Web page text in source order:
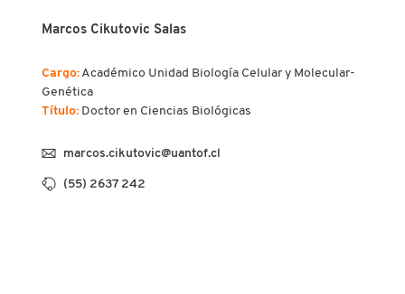
Marcos Cikutovic Salas
Cargo: Académico Unidad Biología Celular y Molecular-
Genética
Título: Doctor en Ciencias Biológicas
marcos.cikutovic@uantof.cl
(55) 2637 242